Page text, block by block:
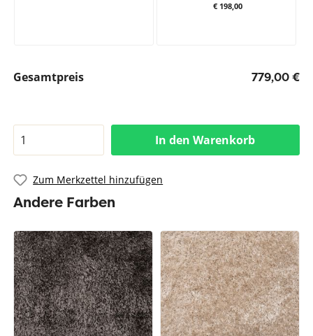
€ 198,00
Gesamtpreis 779,00 €
In den Warenkorb
Zum Merkzettel hinzufügen
Andere Farben